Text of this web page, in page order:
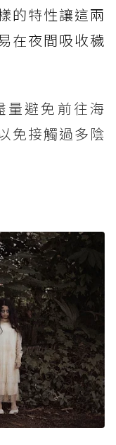
的特性讓這兩
在夜間吸收穢
量避免前往海
免接觸過多陰